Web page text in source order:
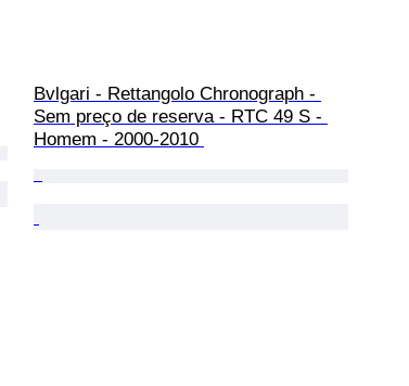
Bvlgari - Rettangolo Chronograph -
Sem preço de reserva - RTC 49 S -
Homem - 2000-2010